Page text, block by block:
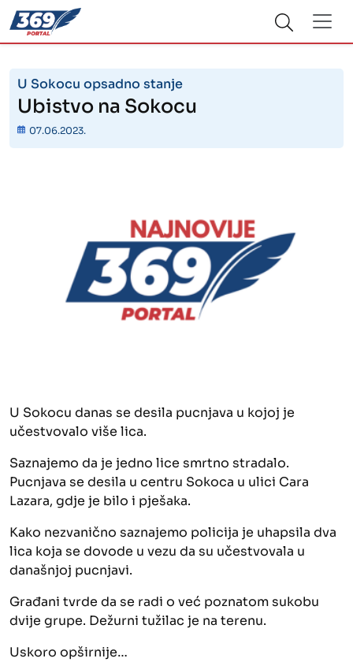
U Sokocu opsadno stanje
Ubistvo na Sokocu
07.06.2023.
U Sokocu danas se desila pucnjava u kojoj je
učestvovalo više lica.
Saznajemo da je jedno lice smrtno stradalo.
Pucnjava se desila u centru Sokoca u ulici Cara
Lazara, gdje je bilo i pješaka.
Kako nezvanično saznajemo policija je uhapsila dva
lica koja se dovode u vezu da su učestvovala u
današnjoj pucnjavi.
Građani tvrde da se radi o već poznatom sukobu
dvije grupe. Dežurni tužilac je na terenu.
Uskoro opširnije…